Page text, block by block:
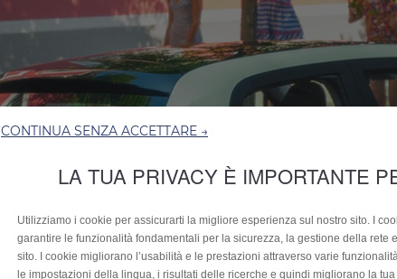
CONTINUA SENZA ACCETTARE →
LA TUA PRIVACY È IMPORTANTE
Utilizziamo i cookie per assicurarti la migliore esperienza sul nostro sito. I
garantire le funzionalità fondamentali per la sicurezza, la gestione della rete e
sito. I cookie migliorano l’usabilità e le prestazioni attraverso varie
le impostazioni della lingua, i risultati delle ricerche e quindi migliorano la